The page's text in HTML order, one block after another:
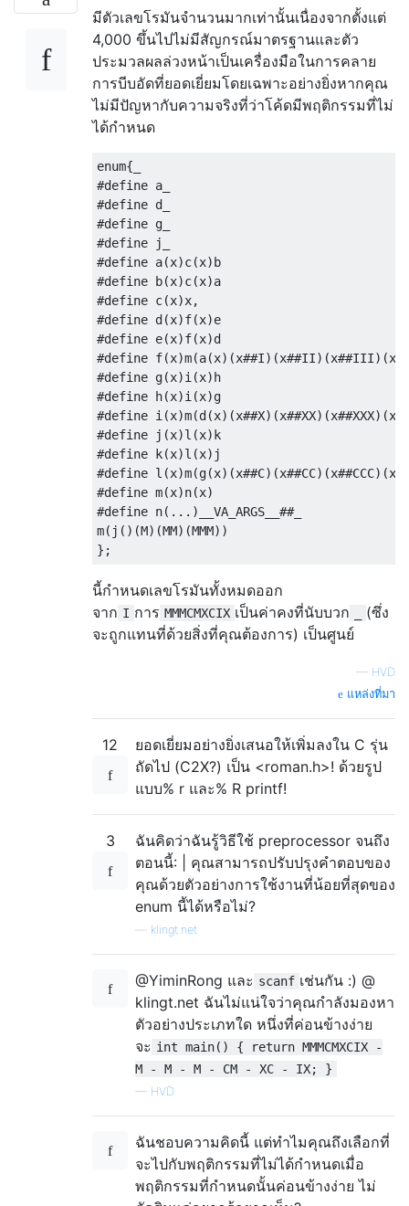
มีตัวเลขโรมันจำนวนมากเท่านั้นเนื่องจากตั้งแต่
4,000 ขึ้นไปไม่มีสัญกรณ์มาตรฐานและตัว
ประมวลผลล่วงหน้าเป็นเครื่องมือในการคลาย
การบีบอัดที่ยอดเยี่ยมโดยเฉพาะอย่างยิ่งหากคุณ
ไม่มีปัญหากับความจริงที่ว่าโค้ดมีพฤติกรรมที่ไม่
ได้กำหนด
enum{_
#define a_
#define d_
#define g_
#define j_
#define a(x)c(x)b
#define b(x)c(x)a
#define c(x)x,
#define d(x)f(x)e
#define e(x)f(x)d
#define
#define g(x)i(x)h
#define h(x)i(x)g
#define
#define j(x)l(x)k
#define k(x)l(x)j
#define
#define m(x)n(x)
#define n(...)__VA_ARGS__##_
m(j()(M)(MM)(MMM))
นี้กำหนดเลขโรมันทั้งหมดออก
จาก I การ MMMCMXCIX เป็นค่าคงที่นับบวก
(ซึ่ง
จะถูกแทนที่ด้วยสิ่งที่คุณต้องการ) เป็นศูนย์
— HVD
แหล่งที่มา
12
ยอดเยี่ยมอย่างยิ่งเสนอให้เพิ่มลงใน C รุ่น
ถัดไป (C2X?) เป็น <roman.h>! ด้วยรูป
แบบ% r และ% R printf!
3
ฉันคิดว่าฉันรู้วิธีใช้ preprocessor จนถึง
ตอนนี้: | คุณสามารถปรับปรุงคำตอบของ
คุณด้วยตัวอย่างการใช้งานที่น้อยที่สุดของ
enum นี้ได้หรือไม่?
klingt.net
@YiminRong และ scanf เช่นกัน :) @
klingt.net ฉันไม่แน่ใจว่าคุณกำลังมองหา
ตัวอย่างประเภทใด หนึ่งที่ค่อนข้างง่าย
จะ int main() { return MMMCMXCIX -
M - M - M - CM - XC - IX; }
— HVD
ฉันชอบความคิดนี้ แต่ทำไมคุณถึงเลือกที่
จะไปกับพฤติกรรมที่ไม่ได้กำหนดเมื่อ
พฤติกรรมที่กำหนดนั้นค่อนข้างง่าย ไม่